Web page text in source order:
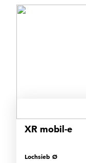
XR mobil-e
Lochsieb Ø